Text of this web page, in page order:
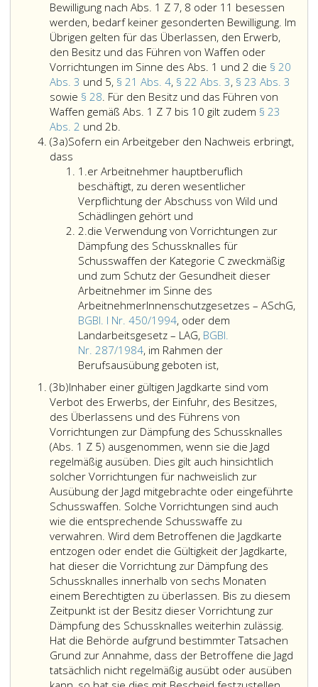
eines
Werkzeugs
Schafts
auf
eine
unter
gekürzt
Bewilligung nach Abs. 1 Z 7, 8 oder 11 besessen
werden, bedarf keiner gesonderten Bewilligung. Im
Übrigen gelten für das Überlassen, den Erwerb,
den Besitz und das Führen von Waffen oder
Vorrichtungen im Sinne des Abs. 1 und 2 die § 20
Abs. 3 und 5, § 21 Abs. 4, § 22 Abs. 3, § 23 Abs. 3
sowie § 28. Für den Besitz und das Führen von
Waffen gemäß Abs. 1 Z 7 bis 10 gilt zudem § 23
Abs. 2 und 2b.
Behörde
verlässlichen
Menschen,
die
das
25. Lebensjahr
vollendet
haben
und
überwiegendes
berechtigtes
Interesse
an
Erwerb,
Einfuhr,
oder
Führen
nachweisen,
Ausnahmen
von
Verboten
der
Absatz
eins
und
2
bewilligen,
soweit
keine
Tatsachen
die
Annahme
rechtfertigen,
dass
sie
(3a)Absatz
3
a
Sofern ein Arbeitgeber den Nachweis erbringt,
dass
1.Ziffer
eins
er Arbeitnehmer hauptberuflich
beschäftigt, zu deren wesentlicher
Verpflichtung der Abschuss von Wild und
Schädlingen gehört und
2.Ziffer
2
die Verwendung von Vorrichtungen zur
Dämpfung des Schussknalles für
Schusswaffen der Kategorie C zweckmäßig
und zum Schutz der Gesundheit dieser
Arbeitnehmer im Sinne des
ArbeitnehmerInnenschutzgesetzes – ASchG,
BGBl. I Nr. 450/1994, oder dem
Landarbeitsgesetz – LAG, BGBl.
Nr. 287/1984, im Rahmen der
Berufsausübung geboten ist,die
von
Vorrichtungen
zur
Dämpfung
des
Schussknalles
für
Schusswaffen
der
Kategorie C
zweckmäßig
und
zum
Schutz
der
Gesundheit
dieser
Arbeitnehmer
im
Sinne
(3b)Absatz
3
b
Inhaber einer gültigen Jagdkarte sind vom
Verbot des Erwerbs, der Einfuhr, des Besitzes,
des Überlassens und des Führens von
Vorrichtungen zur Dämpfung des Schussknalles
(Abs. 1 Z 5) ausgenommen, wenn sie die Jagd
regelmäßig ausüben. Dies gilt auch hinsichtlich
solcher Vorrichtungen für nachweislich zur
Ausübung der Jagd mitgebrachte oder eingeführte
Schusswaffen. Solche Vorrichtungen sind auch
wie die entsprechende Schusswaffe zu
verwahren. Wird dem Betroffenen die Jagdkarte
entzogen oder endet die Gültigkeit der Jagdkarte,
hat dieser die Vorrichtung zur Dämpfung des
Schussknalles innerhalb von sechs Monaten
einem Berechtigten zu überlassen. Bis zu diesem
Zeitpunkt ist der Besitz dieser Vorrichtung zur
Dämpfung des Schussknalles weiterhin zulässig.
Hat die Behörde aufgrund bestimmter Tatsachen
Grund zur Annahme, dass der Betroffene die Jagd
tatsächlich nicht regelmäßig ausübt oder ausüben